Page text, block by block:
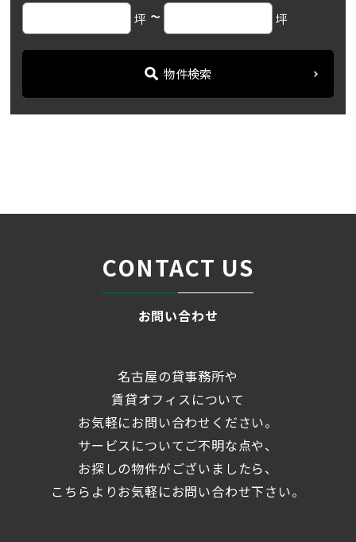
坪 ~ 坪
物件検索
CONTACT US
お問い合わせ
名古屋の貸事務所や
賃貸オフィスについて
お気軽にお問い合わせください。
サービスについてご不明な点や、
お探しの物件がございましたら、
こちらよりお気軽にお問い合わせ下さい。